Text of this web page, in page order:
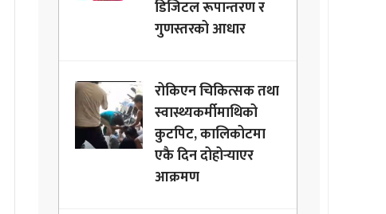
डिजिटल रूपान्तरण र
गुणस्तरको आधार
रोकिएन चिकित्सक तथा
स्वास्थ्यकर्मीमाथिको
कुटपिट, कालिकोटमा
एकै दिन दोहोर्‍याएर
आक्रमण